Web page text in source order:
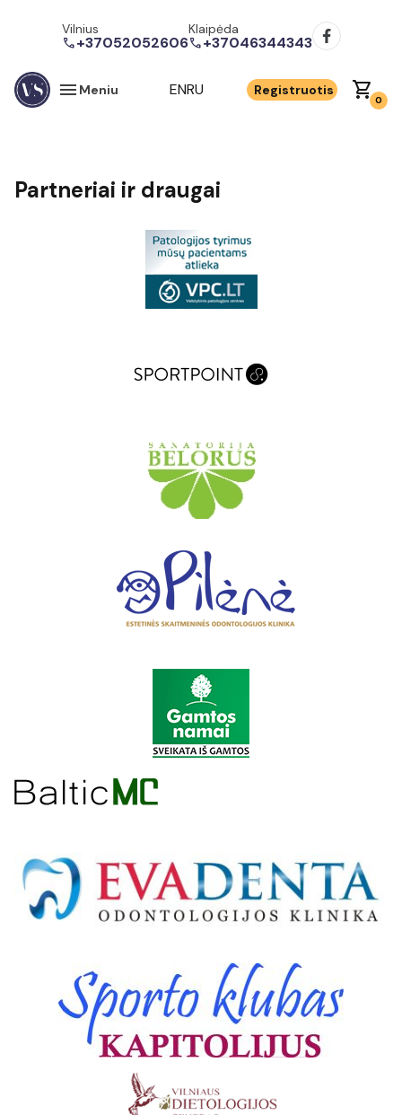
Vilnius
call+37052052606
Klaipėda
call+37046344343
menu Meniu ENRU Registruotis shopping_cart0
Partneriai ir draugai